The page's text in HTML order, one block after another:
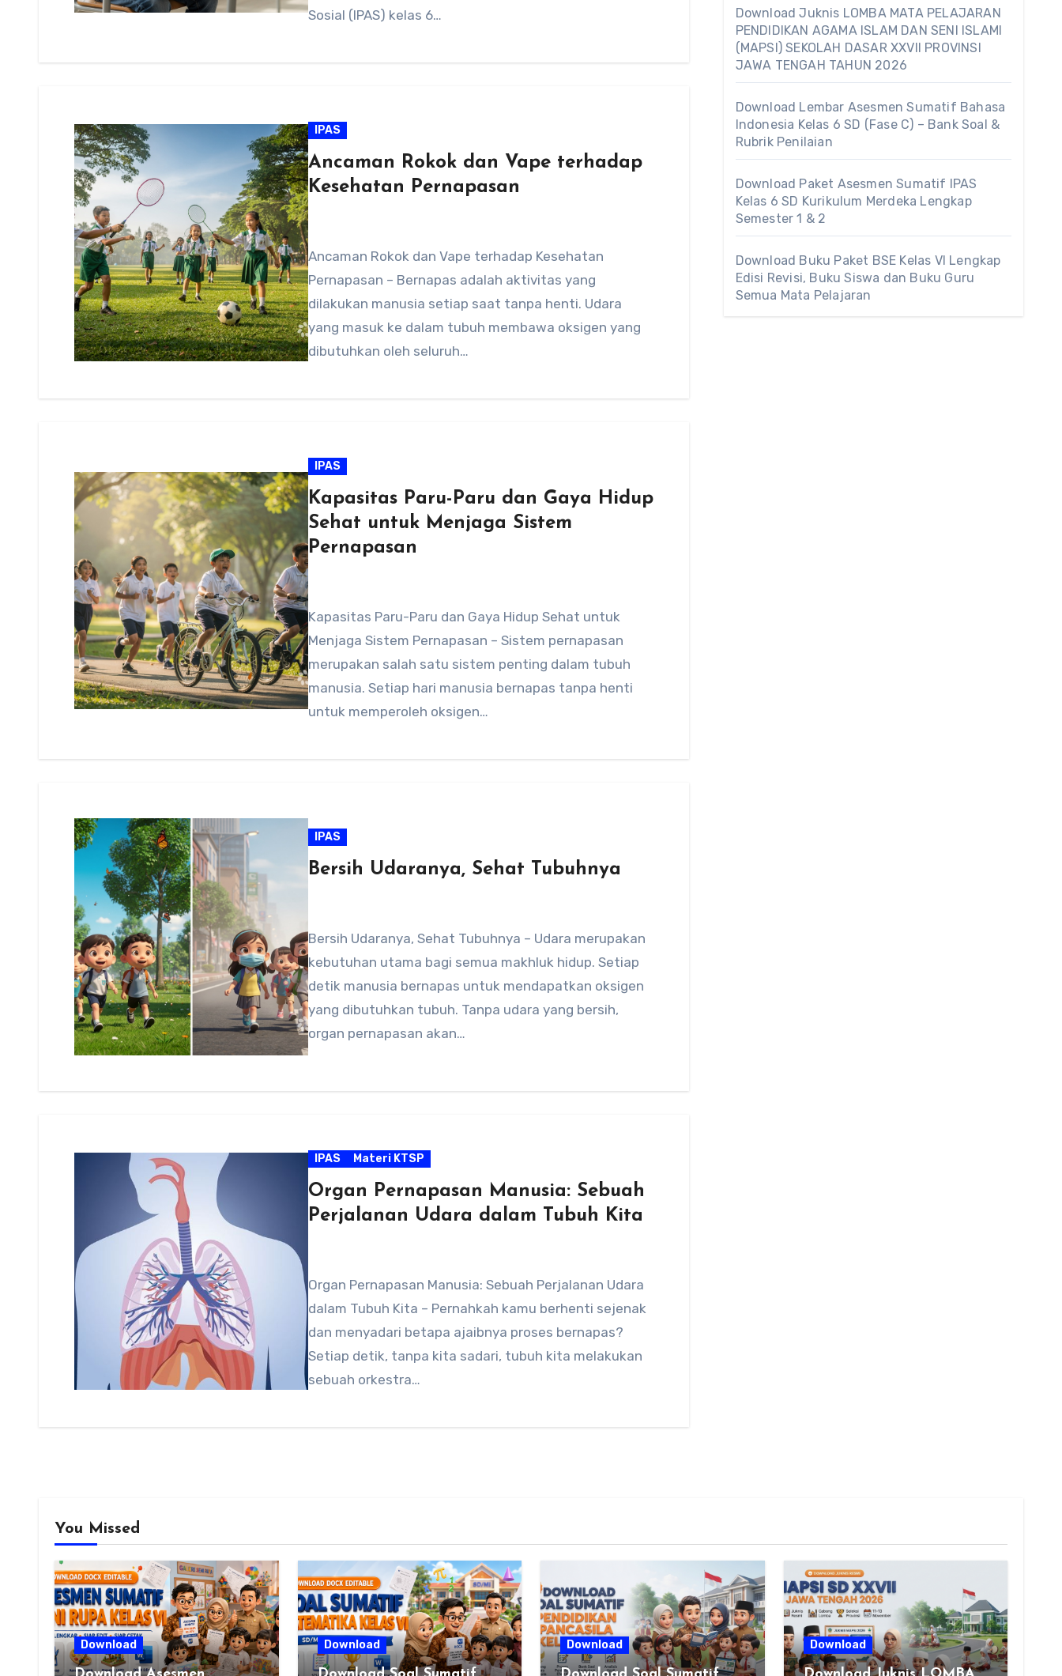
Sosial (IPAS) kelas 6…
IPAS
Ancaman Rokok dan Vape terhadap
Kesehatan Pernapasan
Ancaman Rokok dan Vape terhadap Kesehatan
Pernapasan – Bernapas adalah aktivitas yang
dilakukan manusia setiap saat tanpa henti. Udara
yang masuk ke dalam tubuh membawa oksigen yang
dibutuhkan oleh seluruh…
IPAS
Kapasitas Paru-Paru dan Gaya Hidup
Sehat untuk Menjaga Sistem
Pernapasan
Kapasitas Paru-Paru dan Gaya Hidup Sehat untuk
Menjaga Sistem Pernapasan – Sistem pernapasan
merupakan salah satu sistem penting dalam tubuh
manusia. Setiap hari manusia bernapas tanpa henti
untuk memperoleh oksigen…
IPAS
Bersih Udaranya, Sehat Tubuhnya
Bersih Udaranya, Sehat Tubuhnya – Udara merupakan
kebutuhan utama bagi semua makhluk hidup. Setiap
detik manusia bernapas untuk mendapatkan oksigen
yang dibutuhkan tubuh. Tanpa udara yang bersih,
organ pernapasan akan…
IPAS Materi KTSP
Organ Pernapasan Manusia: Sebuah
Perjalanan Udara dalam Tubuh Kita
Organ Pernapasan Manusia: Sebuah Perjalanan Udara
dalam Tubuh Kita – Pernahkah kamu berhenti sejenak
dan menyadari betapa ajaibnya proses bernapas?
Setiap detik, tanpa kita sadari, tubuh kita melakukan
sebuah orkestra…
Download Juknis LOMBA MATA PELAJARAN
PENDIDIKAN AGAMA ISLAM DAN SENI ISLAMI
(MAPSI) SEKOLAH DASAR XXVII PROVINSI
JAWA TENGAH TAHUN 2026
Download Lembar Asesmen Sumatif Bahasa
Indonesia Kelas 6 SD (Fase C) – Bank Soal &
Rubrik Penilaian
Download Paket Asesmen Sumatif IPAS
Kelas 6 SD Kurikulum Merdeka Lengkap
Semester 1 & 2
Download Buku Paket BSE Kelas VI Lengkap
Edisi Revisi, Buku Siswa dan Buku Guru
Semua Mata Pelajaran
You Missed
Download Download Download Download